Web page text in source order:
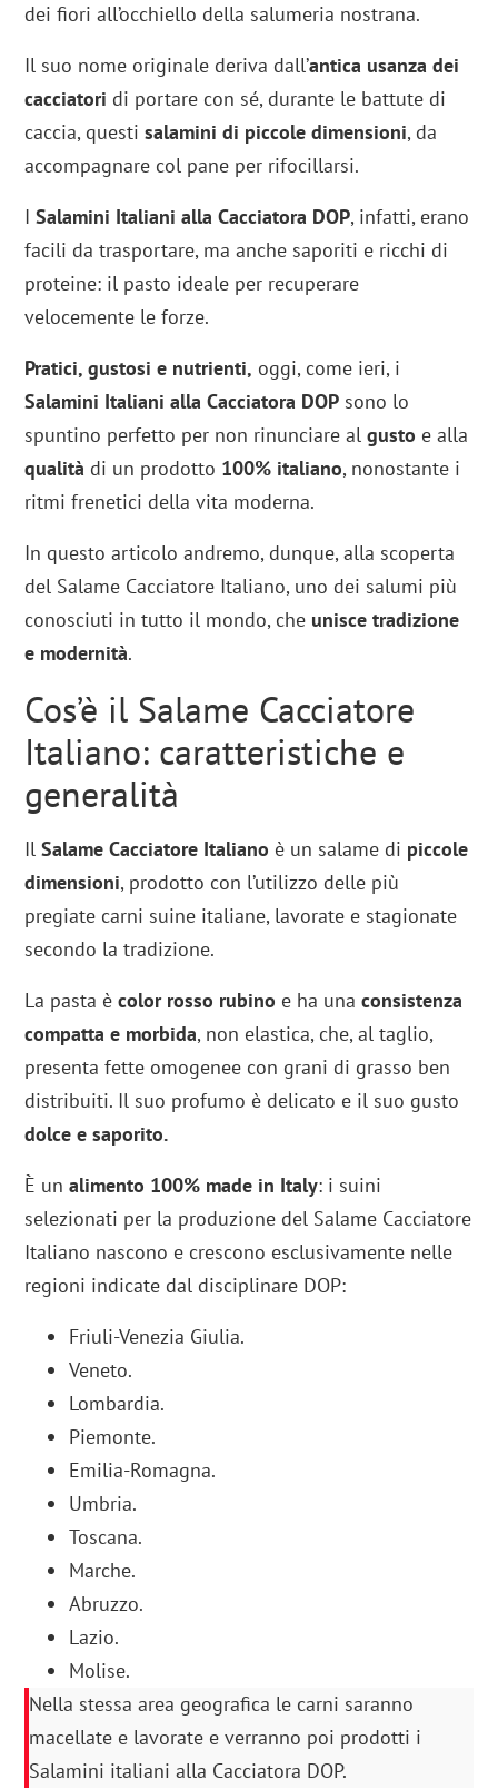
dei fiori all’occhiello della salumeria nostrana.
Il suo nome originale deriva dall’antica usanza dei
cacciatori di portare con sé, durante le battute di
caccia, questisalamini di piccole dimensioni, da
accompagnare col pane per rifocillarsi.
ISalamini Italiani alla Cacciatora DOP, infatti, erano
facili da trasportare, ma anche saporiti e ricchi di
proteine: il pasto ideale per recuperare
velocemente le forze.
Pratici, gustosi e nutrienti, oggi, come ieri, i
Salamini Italiani alla Cacciatora DOP sono lo
spuntino perfetto per non rinunciare algusto e alla
qualità di un prodotto 100% italiano, nonostante i
ritmi frenetici della vita moderna.
In questo articolo andremo, dunque, alla scoperta
del Salame Cacciatore Italiano, uno dei salumi più
conosciuti in tutto il mondo, che unisce tradizione
e modernità.
Cos’è il Salame Cacciatore
Italiano: caratteristiche e
generalità
Il Salame Cacciatore Italiano è un salame di piccole
dimensioni, prodotto con l’utilizzo delle più
pregiate carni suine italiane, lavorate e stagionate
secondo la tradizione.
La pasta ècolor rosso rubino e ha unaconsistenza
compatta e morbida, non elastica, che, al taglio,
presenta fette omogenee con grani di grasso ben
distribuiti. Il suo profumo è delicato e il suo gusto
dolce e saporito.
È unalimento 100% made in Italy: i suini
selezionati per la produzione del Salame Cacciatore
Italiano nascono e crescono esclusivamente nelle
regioni indicate dal disciplinare DOP:
Friuli-Venezia Giulia.
Veneto.
Lombardia.
Piemonte.
Emilia-Romagna.
Umbria.
Toscana.
Marche.
Abruzzo.
Lazio.
Molise.
Nella stessa area geografica le carni saranno
macellate e lavorate e verranno poi prodotti i
Salamini italiani alla Cacciatora DOP.